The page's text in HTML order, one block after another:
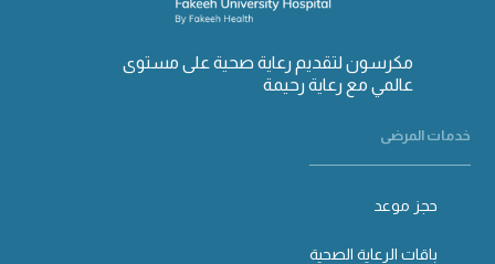
مكرسون لتقديم رعاية صحية على مستوى
عالمي مع رعاية رحيمة
خدمات المرضى
حجز موعد
باقات الرعاية الصحية